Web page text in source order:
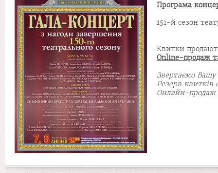
Програма
151-й сезон
Квитки
Online-продаж
Звертаємо Вашу
Резерв
Онлайн-продаж